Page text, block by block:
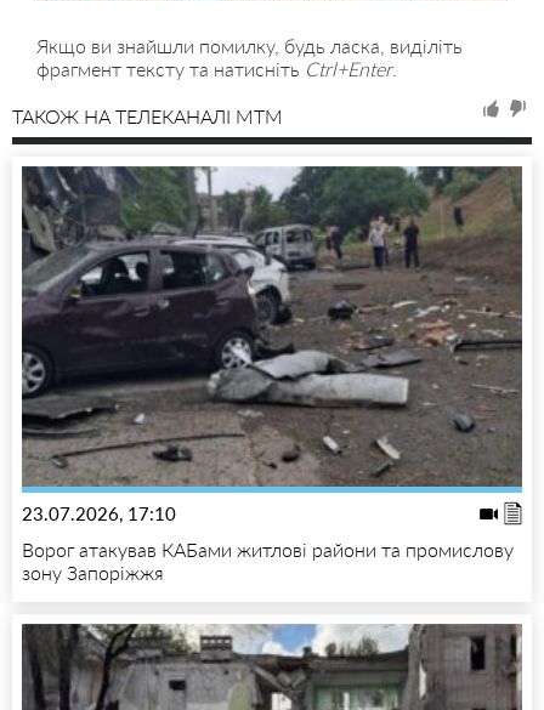
Якщо ви знайшли помилку, будь ласка, виділіть
фрагмент тексту та натисніть Ctrl+Enter.
ТАКОЖ НА ТЕЛЕКАНАЛІ MTM
23.07.2026, 17:10
Ворог атакував КАБами житлові райони та промислову
зону Запоріжжя